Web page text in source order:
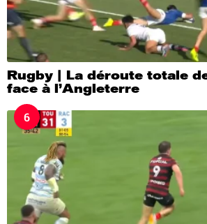
Rugby | La déroute totale
face à l’Angleterre
6